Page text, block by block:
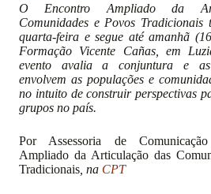
O Encontro Ampliado da
Comunidades e Povos Tradicionais
quarta-feira e segue até amanhã
Formação Vicente Cañas, em
evento avalia a conjuntura e
envolvem as populações e
no intuito de construir perspectivas
grupos no país.
Por Assessoria de
Ampliado da Articulação das
Tradicionais , na CPT